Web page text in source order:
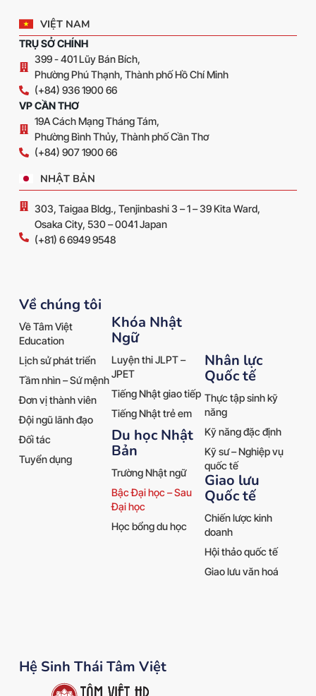
VIỆT NAM
TRỤ SỞ CHÍNH
399 - 401 Lũy Bán Bích,
Phường Phú Thạnh, Thành phố Hồ Chí Minh
(+84) 936 1900 66
VP CẦN THƠ
19A Cách Mạng Tháng Tám,
Phường Bình Thủy, Thành phố Cần Thơ
(+84) 907 1900 66
NHẬT BẢN
303, Taigaa Bldg., Tenjinbashi 3 – 1 – 39 Kita Ward,
Osaka City, 530 – 0041 Japan
(+81) 6 6949 9548
Về chúng tôi
Về Tâm Việt
Education
Lịch sử phát triển
Tầm nhìn – Sứ mệnh
Đơn vị thành viên
Đội ngũ lãnh đạo
Đối tác
Tuyển dụng
Khóa Nhật
Ngữ
Luyện thi JLPT –
JPET
Tiếng Nhật giao tiếp
Tiếng Nhật trẻ em
Du học Nhật
Bản
Trường Nhật ngữ
Bậc Đại học – Sau
Đại học
Học bổng du học
Nhân lực
Quốc tế
Thực tập sinh kỹ
năng
Kỹ năng đặc định
Kỹ sư – Nghiệp vụ
quốc tế
Giao lưu
Quốc tế
Chiến lược kinh
doanh
Hội thảo quốc tế
Giao lưu văn hoá
Hệ Sinh Thái Tâm Việt